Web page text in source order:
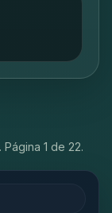
1 de 22.